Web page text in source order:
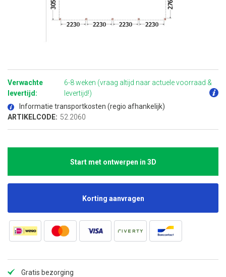
naar
begin
van
de
afbeeldingen-
gallerij
Verwachte
levertijd:
6-8 weken (vraag altijd naar actuele voorraad &
levertijd!)
Informatie transportkosten (regio afhankelijk)
ARTIKELCODE: 52.2060
Start met ontwerpen in 3D
Korting aanvragen
Gratis bezorging